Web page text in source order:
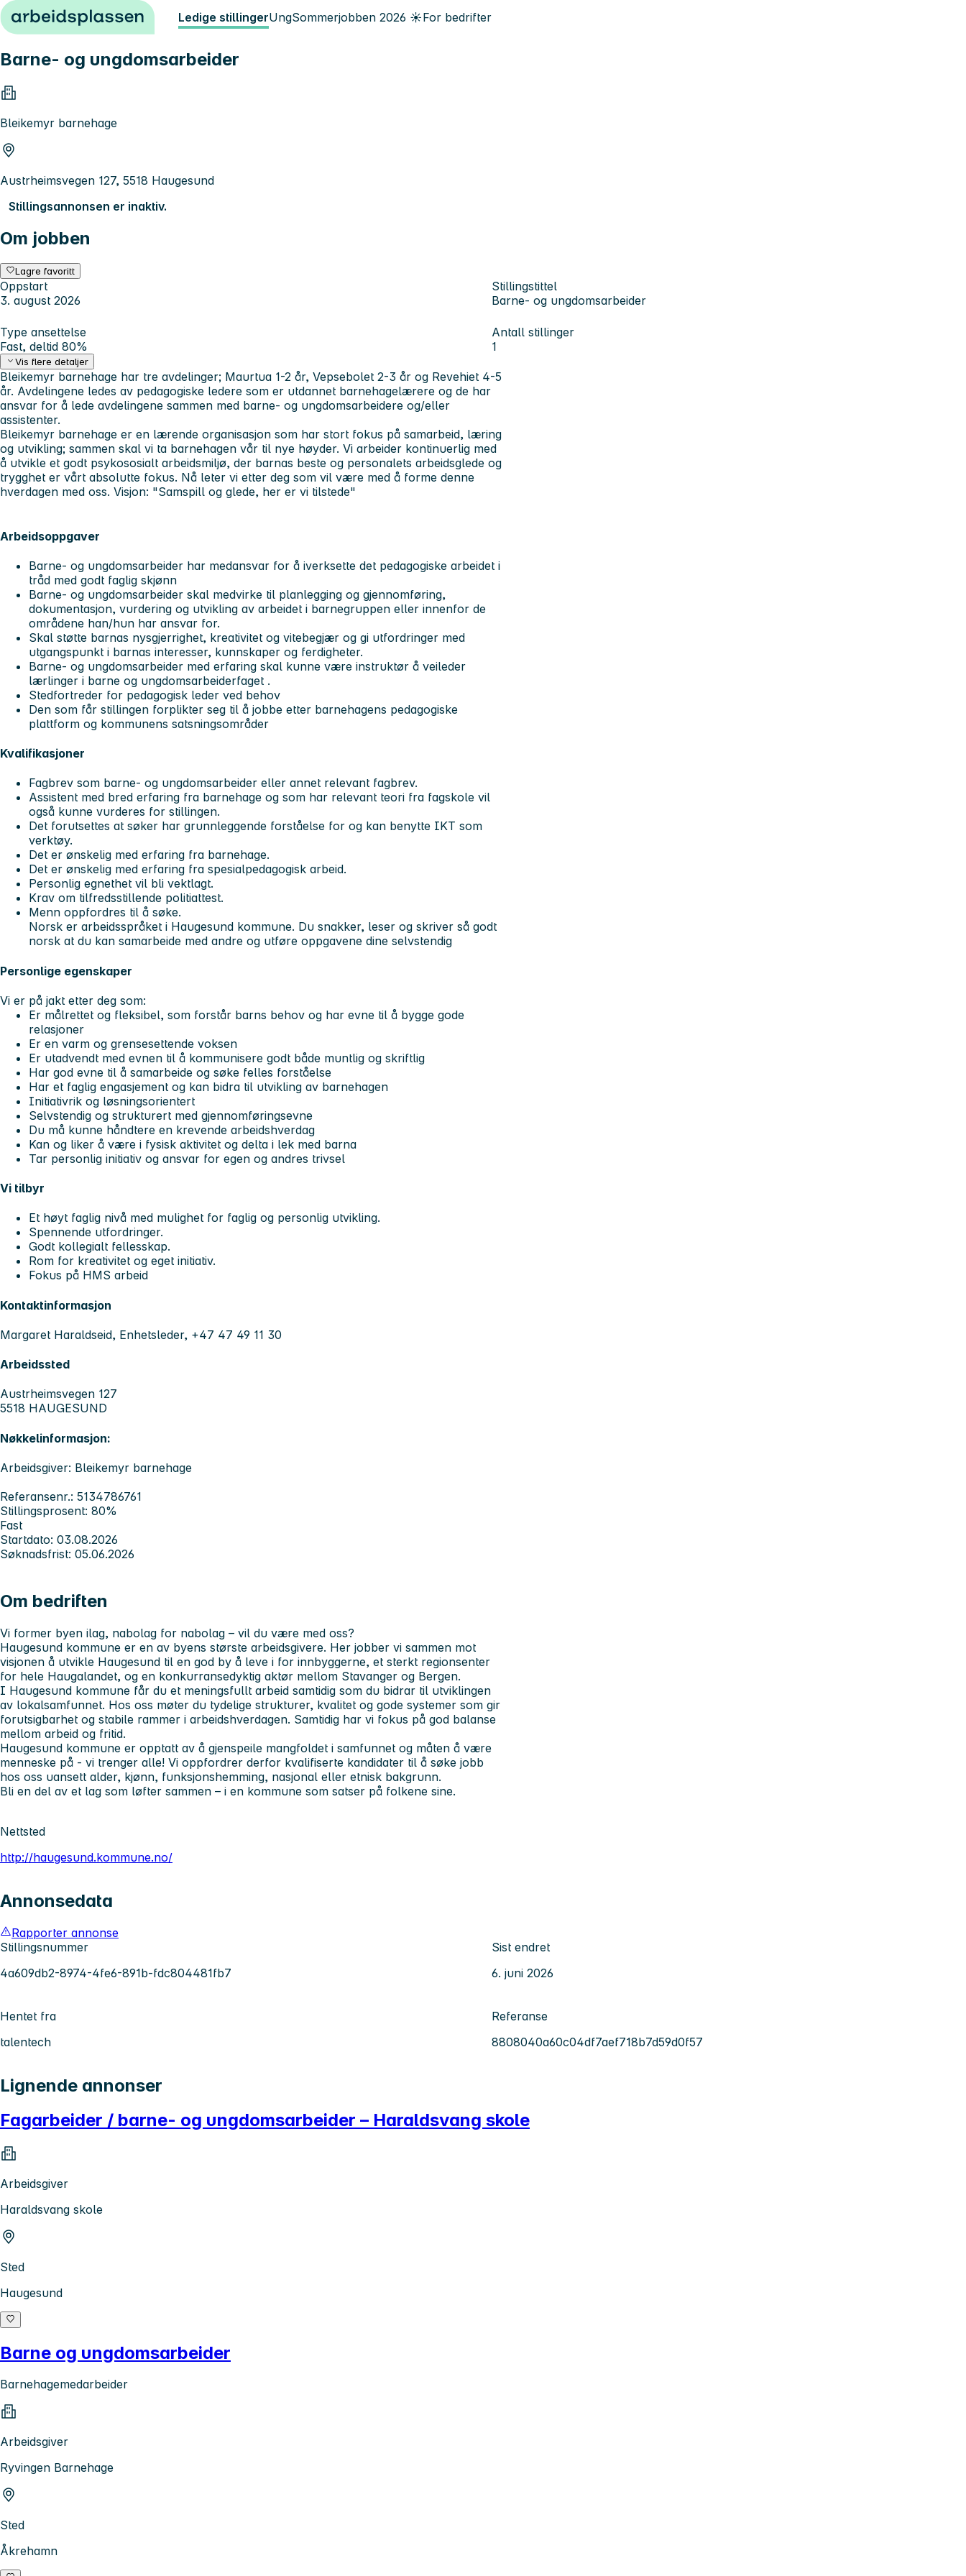
Hopp til innhold Ledige stillingerUngSommerjobben 2026 ☀️For bedrifter
Barne- og ungdomsarbeider
Bleikemyr barnehage
Austrheimsvegen 127, 5518 Haugesund
Stillingsannonsen er inaktiv.
Om jobben
Lagre favoritt
Oppstart
3. august 2026
Stillingstittel
Barne- og ungdomsarbeider
Type ansettelse
Fast, deltid 80%
Antall stillinger
1
Vis flere detaljer
Bleikemyr barnehage har tre avdelinger; Maurtua 1-2 år, Vepsebolet 2-3 år og Revehiet 4-5
år. Avdelingene ledes av pedagogiske ledere som er utdannet barnehagelærere og de har
ansvar for å lede avdelingene sammen med barne- og ungdomsarbeidere og/eller
assistenter.
Bleikemyr barnehage er en lærende organisasjon som har stort fokus på samarbeid, læring
og utvikling; sammen skal vi ta barnehagen vår til nye høyder. Vi arbeider kontinuerlig med
å utvikle et godt psykososialt arbeidsmiljø, der barnas beste og personalets arbeidsglede og
trygghet er vårt absolutte fokus. Nå leter vi etter deg som vil være med å forme denne
hverdagen med oss. Visjon: "Samspill og glede, her er vi tilstede"
Arbeidsoppgaver
Barne- og ungdomsarbeider har medansvar for å iverksette det pedagogiske arbeidet i
tråd med godt faglig skjønn
Barne- og ungdomsarbeider skal medvirke til planlegging og gjennomføring,
dokumentasjon, vurdering og utvikling av arbeidet i barnegruppen eller innenfor de
områdene han/hun har ansvar for.
Skal støtte barnas nysgjerrighet, kreativitet og vitebegjær og gi utfordringer med
utgangspunkt i barnas interesser, kunnskaper og ferdigheter.
Barne- og ungdomsarbeider med erfaring skal kunne være instruktør å veileder
lærlinger i barne og ungdomsarbeiderfaget .
Stedfortreder for pedagogisk leder ved behov
Den som får stillingen forplikter seg til å jobbe etter barnehagens pedagogiske
plattform og kommunens satsningsområder
Kvalifikasjoner
Fagbrev som barne- og ungdomsarbeider eller annet relevant fagbrev.
Assistent med bred erfaring fra barnehage og som har relevant teori fra fagskole vil
også kunne vurderes for stillingen.
Det forutsettes at søker har grunnleggende forståelse for og kan benytte IKT som
verktøy.
Det er ønskelig med erfaring fra barnehage.
Det er ønskelig med erfaring fra spesialpedagogisk arbeid.
Personlig egnethet vil bli vektlagt.
Krav om tilfredsstillende politiattest.
Menn oppfordres til å søke.
Norsk er arbeidsspråket i Haugesund kommune. Du snakker, leser og skriver så godt
norsk at du kan samarbeide med andre og utføre oppgavene dine selvstendig
Personlige egenskaper
Vi er på jakt etter deg som:
Er målrettet og fleksibel, som forstår barns behov og har evne til å bygge gode
relasjoner
Er en varm og grensesettende voksen
Er utadvendt med evnen til å kommunisere godt både muntlig og skriftlig
Har god evne til å samarbeide og søke felles forståelse
Har et faglig engasjement og kan bidra til utvikling av barnehagen
Initiativrik og løsningsorientert
Selvstendig og strukturert med gjennomføringsevne
Du må kunne håndtere en krevende arbeidshverdag
Kan og liker å være i fysisk aktivitet og delta i lek med barna
Tar personlig initiativ og ansvar for egen og andres trivsel
Vi tilbyr
Et høyt faglig nivå med mulighet for faglig og personlig utvikling.
Spennende utfordringer.
Godt kollegialt fellesskap.
Rom for kreativitet og eget initiativ.
Fokus på HMS arbeid
Kontaktinformasjon
Margaret Haraldseid, Enhetsleder, +47 47 49 11 30
Arbeidssted
Austrheimsvegen 127
5518 HAUGESUND
Nøkkelinformasjon:
Arbeidsgiver: Bleikemyr barnehage
Referansenr.: 5134786761
Stillingsprosent: 80%
Fast
Startdato: 03.08.2026
Søknadsfrist: 05.06.2026
Om bedriften
Vi former byen ilag, nabolag for nabolag – vil du være med oss?
Haugesund kommune er en av byens største arbeidsgivere. Her jobber vi sammen mot
visjonen å utvikle Haugesund til en god by å leve i for innbyggerne, et sterkt regionsenter
for hele Haugalandet, og en konkurransedyktig aktør mellom Stavanger og Bergen.
I Haugesund kommune får du et meningsfullt arbeid samtidig som du bidrar til utviklingen
av lokalsamfunnet. Hos oss møter du tydelige strukturer, kvalitet og gode systemer som gir
forutsigbarhet og stabile rammer i arbeidshverdagen. Samtidig har vi fokus på god balanse
mellom arbeid og fritid.
Haugesund kommune er opptatt av å gjenspeile mangfoldet i samfunnet og måten å være
menneske på - vi trenger alle! Vi oppfordrer derfor kvalifiserte kandidater til å søke jobb
hos oss uansett alder, kjønn, funksjonshemming, nasjonal eller etnisk bakgrunn.
Bli en del av et lag som løfter sammen – i en kommune som satser på folkene sine.
Nettsted
http://haugesund.kommune.no/
Annonsedata
Rapporter annonse
Stillingsnummer
4a609db2-8974-4fe6-891b-fdc804481fb7
Sist endret
6. juni 2026
Hentet fra
talentech
Referanse
8808040a60c04df7aef718b7d59d0f57
Lignende annonser
Fagarbeider / barne- og ungdomsarbeider – Haraldsvang skole
Arbeidsgiver
Haraldsvang skole
Sted
Haugesund
Barne og ungdomsarbeider
Barnehagemedarbeider
Arbeidsgiver
Ryvingen Barnehage
Sted
Åkrehamn